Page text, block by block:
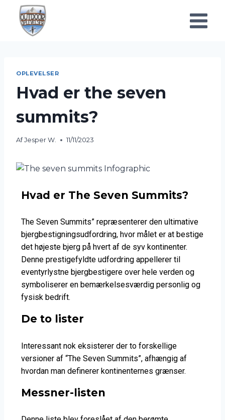
OPLEVELSER
Hvad er the seven
summits?
Af Jesper W. 11/11/2023
Hvad er The Seven Summits?
The Seven Summits” repræsenterer den ultimative
bjergbestigningsudfordring, hvor målet er at bestige
det højeste bjerg på hvert af de syv kontinenter.
Denne prestigefyldte udfordring appellerer til
eventyrlystne bjergbestigere over hele verden og
symboliserer en bemærkelsesværdig personlig og
fysisk bedrift.
De to lister
Interessant nok eksisterer der to forskellige
versioner af “The Seven Summits”, afhængig af
hvordan man definerer kontinenternes grænser.
Messner-listen